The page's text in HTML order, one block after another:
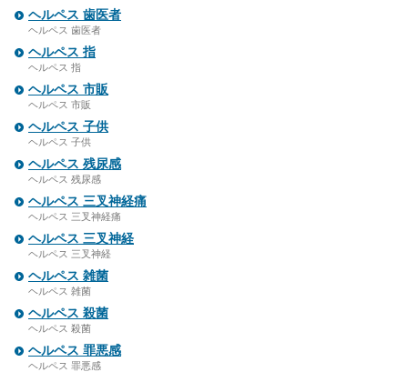
ヘルペス 歯医者
ヘルペス 歯医者
ヘルペス 指
ヘルペス 指
ヘルペス 市販
ヘルペス 市販
ヘルペス 子供
ヘルペス 子供
ヘルペス 残尿感
ヘルペス 残尿感
ヘルペス 三叉神経痛
ヘルペス 三叉神経痛
ヘルペス 三叉神経
ヘルペス 三叉神経
ヘルペス 雑菌
ヘルペス 雑菌
ヘルペス 殺菌
ヘルペス 殺菌
ヘルペス 罪悪感
ヘルペス 罪悪感